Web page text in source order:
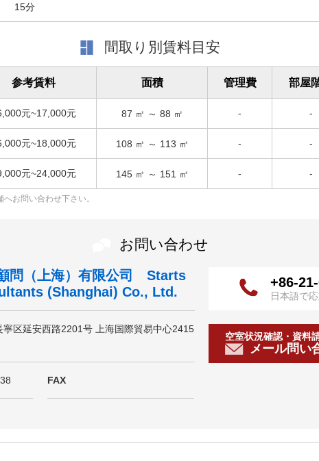
15分
間取り別賃料目安
参考賃料 面積 管理費 部屋
元~17,000元 87 ㎡ ～ 88 ㎡ - -
元~18,000元 108 ㎡ ～ 113 ㎡ - -
元~24,000元 145 ㎡ ～ 151 ㎡ - -
お問い合わせ下さい。
お問い合わせ
問（上海）有限公司 Starts
(Shanghai) Co., Ltd.
寧区延安西路2201号 上海国際貿易中心2415
FAX
+86-
日本語で応
空室状況確認・資料
メール問い